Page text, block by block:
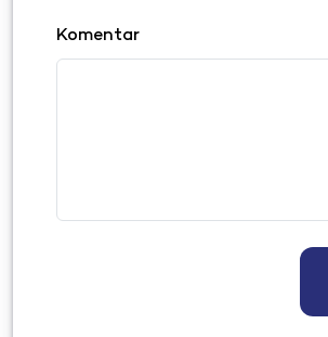
Komentar